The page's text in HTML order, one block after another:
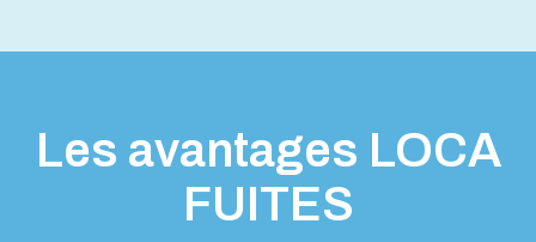
Les avantages LOCA
FUITES